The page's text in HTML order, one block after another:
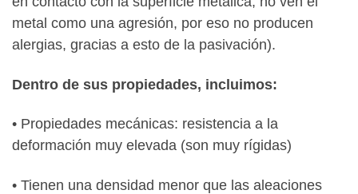
metal como una agresión, por eso no producen
alergias, gracias a esto de la pasivación).
Dentro de sus propiedades, incluimos:
• Propiedades mecánicas: resistencia a la
deformación muy elevada (son muy rígidas)
• Tienen una densidad menor que las aleaciones